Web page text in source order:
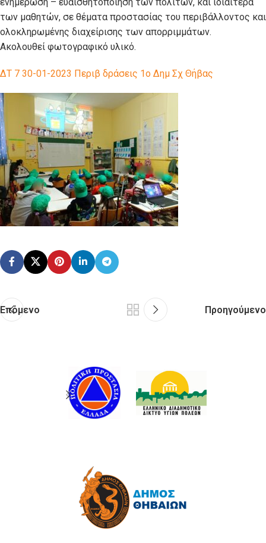
ενημέρωση – ευαισθητοποίηση των πολιτών, και ιδιαίτερα
των μαθητών, σε θέματα προστασίας του περιβάλλοντος και
ολοκληρωμένης διαχείρισης των απορριμμάτων.
Ακολουθεί φωτογραφικό υλικό.
ΔΤ 7 30-01-2023 Περιβ δράσεις 1ο Δημ Σχ Θήβας
Επόμενο Προηγούμενο